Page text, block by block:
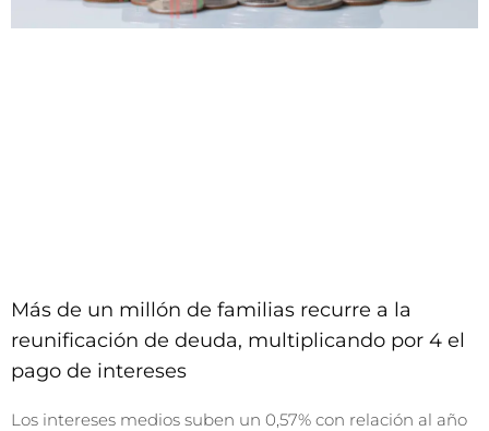
Más de un millón de familias recurre a la
reunificación de deuda, multiplicando por 4 el
pago de intereses
Los intereses medios suben un 0,57% con relación al año